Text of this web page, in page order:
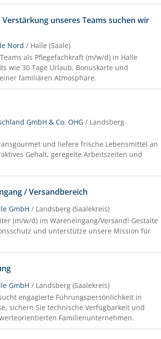
unseres Teams suchen wir
Nord / Halle (Saale)
als Pflegefachkraft (m/w/d) in Halle
wie 30 Tage Urlaub, Bonuskarte und
familiären Atmosphäre.
GmbH & Co. OHG / Landsberg
und liefere frische Lebensmittel an
Gehalt, geregelte Arbeitszeiten und
/ Versandbereich
GmbH / Landsberg (Saalekreis)
(m/w/d) im Wareneingang/Versand! Gestalte
und unterstütze unsere Mission für
GmbH / Landsberg (Saalekreis)
engagierte Führungspersönlichkeit in
sichern Sie technische Verfügbarkeit und
Familienunternehmen.